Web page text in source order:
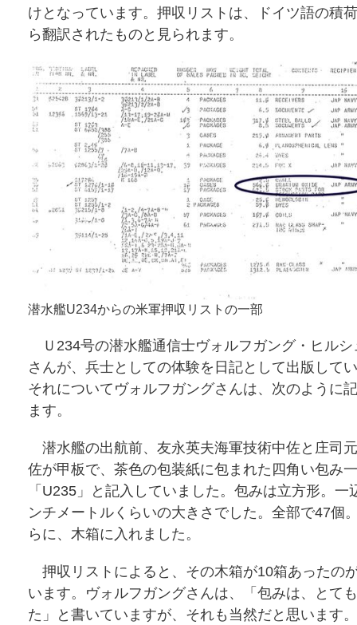
けとなっています。押収リストは、ドイツ語の積
ら翻訳されたものと見られます。
潜水艦U234からの米軍押収リストの一部
Ｕ234号の潜水艦通信士ヴォルフガング・ヒルシ
さんが、兵士としての体験を日記として出版して
それについてヴォルフガングさんは、次のように
ます。
潜水艦の出航前、友永英夫海軍技術中佐と庄司
佐が甲板で、茶色の包装紙に包まれた四角い包み
「U235」と記入していました。包みは立方形。一
ンチメートルくらいの大きさでした。全部で47個
らに、木箱に入れました。
押収リストによると、その木箱が10箱あったの
います。ヴォルフガングさんは、「包みは、とて
た」と書いていますが、それも当然だと思います